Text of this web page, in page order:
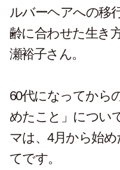
ルバーヘアへの移
齢に合わせた生き
瀬裕子さん。
60代になってから
めたこと」につい
マは、4月から始
てです。